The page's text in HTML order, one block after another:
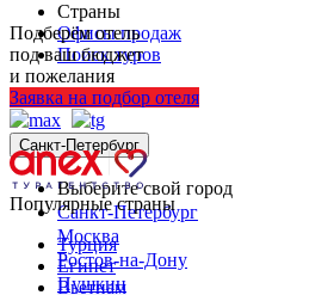
Страны
Офисы продаж
Поиск туров
+7 (812) 250-53-01
Санкт-Петербург
Выберите свой город
Санкт-Петербург
Москва
Ростов-на-Дону
Пушкин
Подберём отель
под ваш бюджет
и пожелания
Заявка на подбор отеля
Популярные страны
Турция
Египет
Вьетнам